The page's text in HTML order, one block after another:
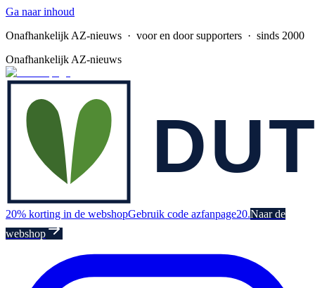
Ga naar inhoud
Onafhankelijk AZ-nieuws · voor en door supporters · sinds 2000
Onafhankelijk AZ-nieuws
20% korting in de webshopGebruik code azfanpage20.Naar de
webshop